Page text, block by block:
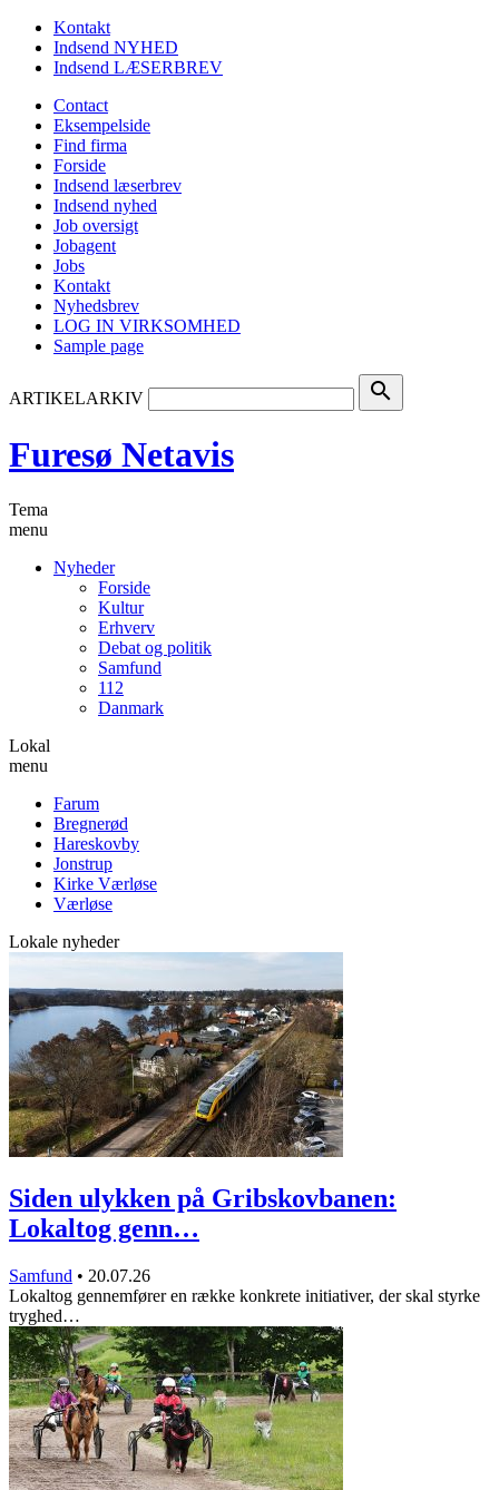
Kontakt
Indsend NYHED
Indsend LÆSERBREV
Contact
Eksempelside
Find firma
Forside
Indsend læserbrev
Indsend nyhed
Job oversigt
Jobagent
Jobs
Kontakt
Nyhedsbrev
LOG IN VIRKSOMHED
Sample page
ARTIKELARKIV search
Furesø Netavis
Tema
menu
Nyheder
Forside
Kultur
Erhverv
Debat og politik
Samfund
112
Danmark
Lokal
menu
Farum
Bregnerød
Hareskovby
Jonstrup
Kirke Værløse
Værløse
Lokale nyheder
Siden ulykken på Gribskovbanen:
Lokaltog genn…
Samfund • 20.07.26
Lokaltog gennemfører en række konkrete initiativer, der skal styrke
tryghed…